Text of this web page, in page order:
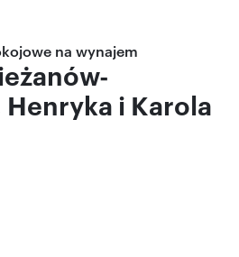
na wynajem
i Karola